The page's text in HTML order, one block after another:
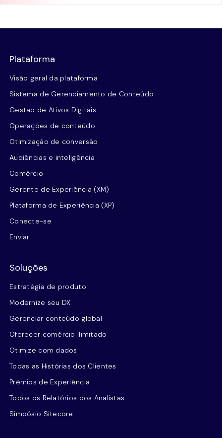
Plataforma
Visão geral da plataforma
Sistema de Gerenciamento de Conteúdo
Gestão de Ativos Digitais
Operações de conteúdo
Otimização de conversão
Audiências e inteligência
Comércio
Gerente de Experiência (XM)
Plataforma de Experiência (XP)
Conecte-se
Enviar
Soluções
Estratégia de produto
Modernize seu DX
Gerenciar conteúdo global
Oferecer comércio ilimitado
Otimize com dados
Todas as Histórias dos Clientes
Prêmios de Experiência
Todos os Relatórios dos Analistas
Simpósio Sitecore